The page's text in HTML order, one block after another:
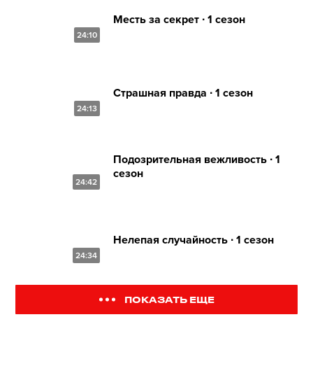
24:10
Месть за секрет ∙ 1 сезон
24:13
Страшная правда ∙ 1 сезон
24:42
Подозрительная вежливость ∙ 1
сезон
24:34
Нелепая случайность ∙ 1 сезон
ПОКАЗАТЬ ЕЩЕ